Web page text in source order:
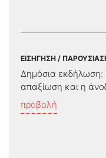
ΕΙΣΗΓΗΣΗ /
Δημόσια εκδήλωση:
απαξίωση και η
προβολή